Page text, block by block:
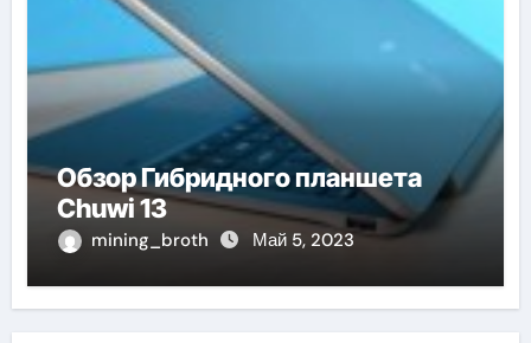
Обзор Гибридного планшета
Chuwi 13
mining_broth Май 5, 2023